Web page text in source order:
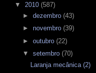
▼ 2010 (587)
► dezembro (43)
► novembro (39)
► outubro (22)
▼ setembro (70)
Laranja mecânica (2)